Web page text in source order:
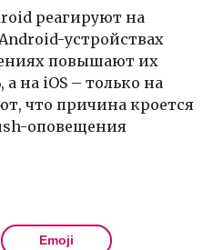
реагируют на
устройствах
повышают их
а на iOS – только на
что причина кроется
оповещения
Emoji